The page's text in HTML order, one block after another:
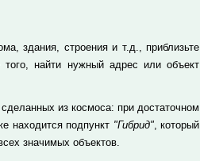
здания, строения и т.д., приблизьте
найти нужный адрес или объект
из космоса: при достаточном
находится подпункт "Гибрид", который
значимых объектов.